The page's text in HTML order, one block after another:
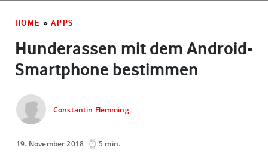
HOME » APPS
Hunderassen mit dem Android-
Smartphone bestimmen
Constantin Flemming
19. November 2018 5 min.